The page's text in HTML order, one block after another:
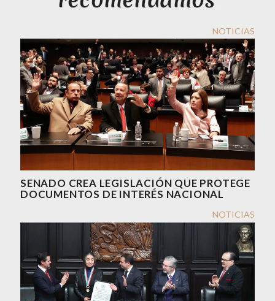
NOTICIAS
SENADO CREA LEGISLACIÓN QUE PROTEGE
DOCUMENTOS DE INTERÉS NACIONAL
NOTICIAS